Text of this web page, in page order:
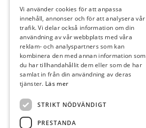
V. 04
Vi använder cookies för att anpassa
innehåll, annonser och för att analysera vår
trafik. Vi delar också information om din
användning av vår webbplats med våra
reklam- och analyspartners som kan
kombinera den med annan information som
du har tillhandahållit dem eller som de har
samlat in från din användning av deras
tjänster. Läs mer
STRIKT NÖDVÄNDIGT
PRESTANDA